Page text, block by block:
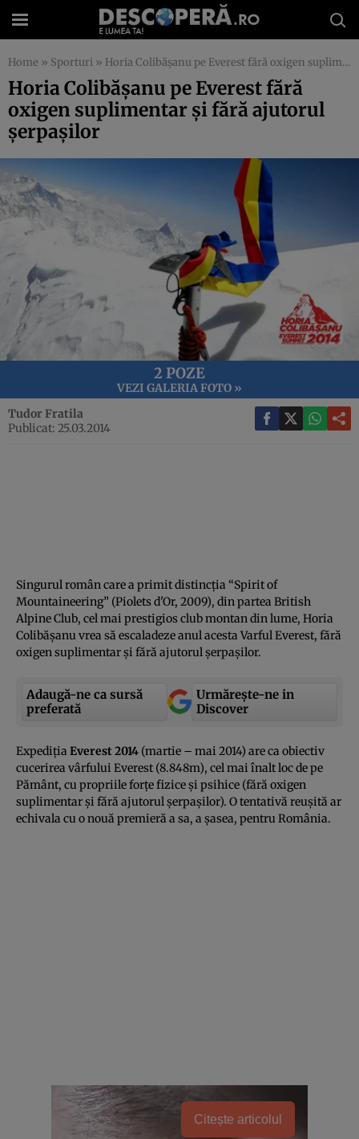
Home » Sporturi » Horia Colibăşanu pe Everest fără oxigen suplimentar şi fără ajutorul şerpaşilor
Horia Colibăşanu pe Everest fără
oxigen suplimentar şi fără ajutorul
şerpaşilor
2 POZE
VEZI GALERIA FOTO »
Tudor Fratila
Publicat: 25.03.2014
Singurul român care a primit distincţia “Spirit of
Mountaineering” (Piolets d'Or, 2009), din partea British
Alpine Club, cel mai prestigios club montan din lume, Horia
Colibăşanu vrea să escaladeze anul acesta Varful Everest, fără
oxigen suplimentar şi fără ajutorul şerpaşilor.
Adaugă-ne ca sursă
preferată
Urmărește-ne in
Discover
Expediţia Everest 2014 (martie – mai 2014) are ca obiectiv
cucerirea vârfului Everest (8.848m), cel mai înalt loc de pe
Pământ, cu propriile forţe fizice şi psihice (fără oxigen
suplimentar şi fără ajutorul şerpaşilor). O tentativă reuşită ar
echivala cu o nouă premieră a sa, a şasea, pentru România.
Citește articolul